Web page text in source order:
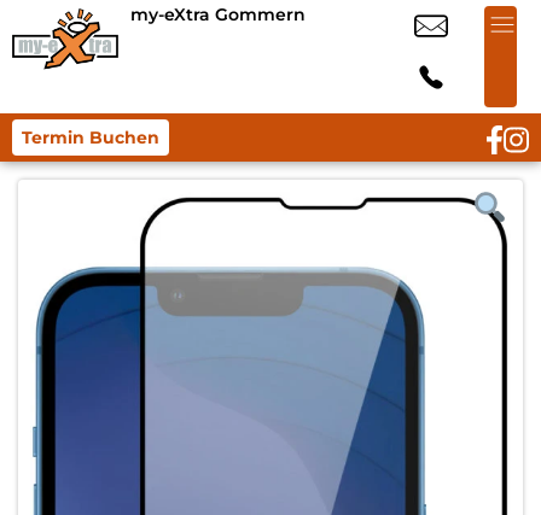
my-eXtra Gommern
Termin Buchen